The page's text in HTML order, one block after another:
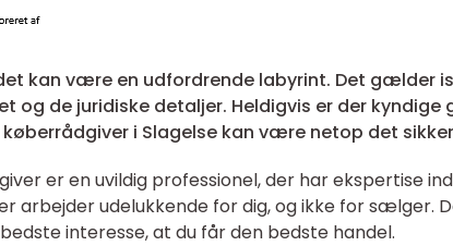
kan være en udfordrende labyrint. Det gælder
og de juridiske detaljer. Heldigvis er der
køberrådgiver i Slagelse kan være netop det
er en uvildig professionel, der har ekspertise
arbejder udelukkende for dig, og ikke for sælger.
interesse, at du får den bedste handel.